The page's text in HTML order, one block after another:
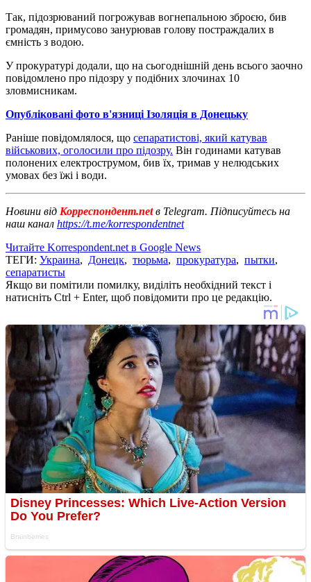
Так, підозрюваний погрожував вогнепальною зброєю, бив
громадян, примусово занурював голову постраждалих в
ємність з водою.
У прокуратурі додали, що на сьогоднішній день всього заочно
повідомлено про підозру у подібних злочинах 10
зловмисникам.
Опубліковані фото в'язниці Ізоляція в Донецьку
Раніше повідомлялося, що сепаратистові, який катував
військових, оголосили про підозру. Він годинами катував
полонених електрострумом, бив їх, тримав у нелюдських
умовах без їжі і води.
Новини від Корреспондент.netв Telegram. Підписуйтесь на
наш канал https://t.me/korrespondentnet
Читайте Korrespondent.net в Google News
ТЕГИ: Украина, Донецк, тюрьма, прокуратура, пытки,
сепаратисты
Якщо ви помітили помилку, виділіть необхідний текст і
натисніть Ctrl + Enter, щоб повідомити про це редакцію.